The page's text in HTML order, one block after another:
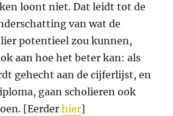
loont niet. Dat leidt tot de
van wat de
potentieel zou kunnen,
aan hoe het beter kan: als
gehecht aan de cijferlijst, en
gaan scholieren ook
[Eerderhier]